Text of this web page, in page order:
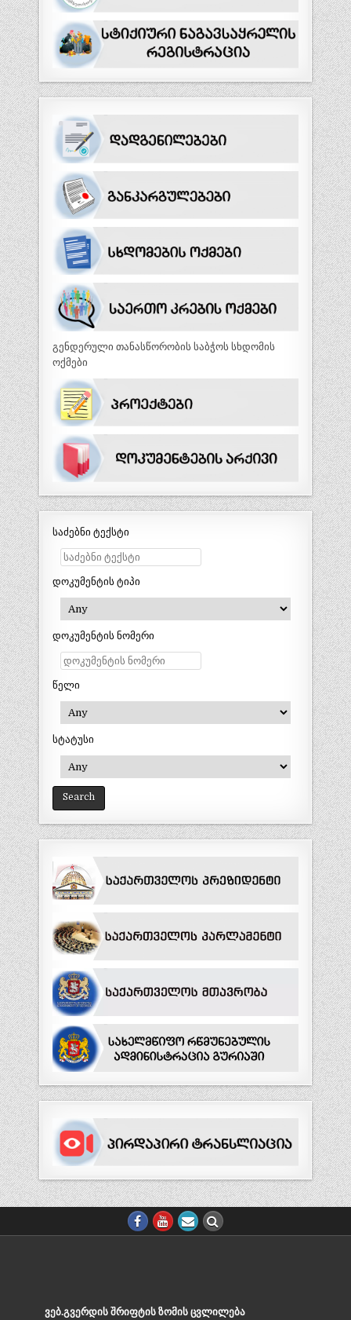
გენდერული თანასწორობის საბჭოს სხდომის
ოქმები
საძებნი ტექსტი
დოკუმენტის ტიპი
დოკუმენტის ნომერი
წელი
სტატუსი
ᲕᲔᲑ.ᲒᲕᲔᲠᲓᲘᲡ ᲨᲠᲘᲤᲢᲘᲡ ᲖᲝᲛᲘᲡ ᲪᲕᲚᲘᲚᲔᲑᲐ